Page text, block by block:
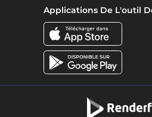
Applications De L'outil